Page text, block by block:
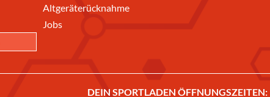
Altgeräterücknahme
Jobs
DEIN SPORTLADEN ÖFFNUNGSZEITEN: